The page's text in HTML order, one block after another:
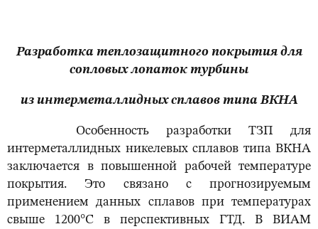
Разработка теплозащитного покрытия для
сопловых лопаток турбины
из интерметаллидных сплавов типа ВКНА
Особенность разработки ТЗП для
интерметаллидных никелевых сплавов типа ВКНА
заключается в повышенной рабочей температуре
покрытия. Это связано с прогнозируемым
применением данных сплавов при температурах
свыше 1200°С в перспективных ГТД. В ВИАМ